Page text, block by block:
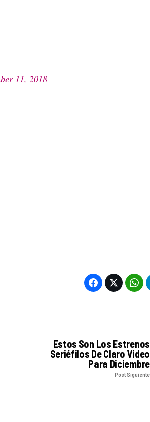
11, 2018
Estos Son Los Estrenos
Seriéfilos De Claro Video
Para Diciembre
Post Siguiente